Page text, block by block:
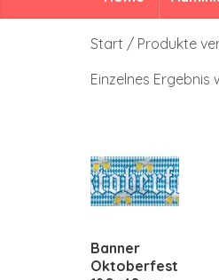
Start / Produkte
Einzelnes Ergebnis
Banner
Oktoberfest